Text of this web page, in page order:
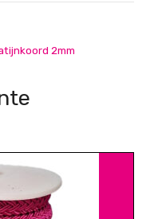
2mm